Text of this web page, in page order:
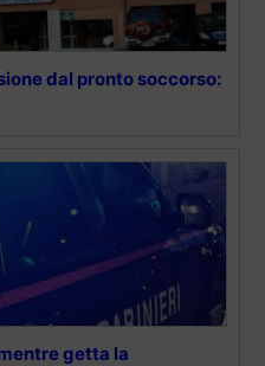
dal pronto soccorso:
getta la